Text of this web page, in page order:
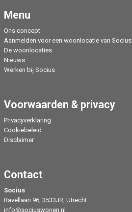
Menu
Ons concept
Aanmelden voor een woonlocatie van Socius
De woonlocaties
Nieuws
Werken bij Socius
Voorwaarden & privacy
Privacyverklaring
Cookiebeleid
Disclaimer
Contact
Socius
Ravellaan 96, 3533JR, Utrecht
info@sociuswonen.nl